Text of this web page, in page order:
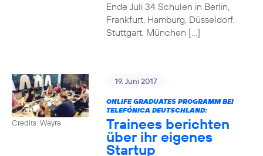
Ende Juli 34 Schulen in Berlin,
Frankfurt, Hamburg, Düsseldorf,
Stuttgart, München […]
Credits: Wayra
19. Juni 2017
ONLIFE GRADUATES PROGRAMM BEI
TELEFÓNICA DEUTSCHLAND:
Trainees berichten
über ihr eigenes
Startup